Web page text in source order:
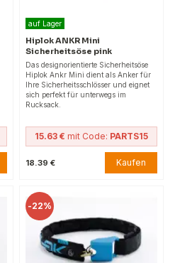
auf Lager
Hiplok ANKR Mini
Sicherheitsöse pink
Das designorientierte Sicherheitsöse
Hiplok Ankr Mini dient als Anker für
Ihre Sicherheitsschlösser und eignet
sich perfekt für unterwegs im
Rucksack.
15.63 € mit Code: PARTS15
18.39 € Kaufen
-22%